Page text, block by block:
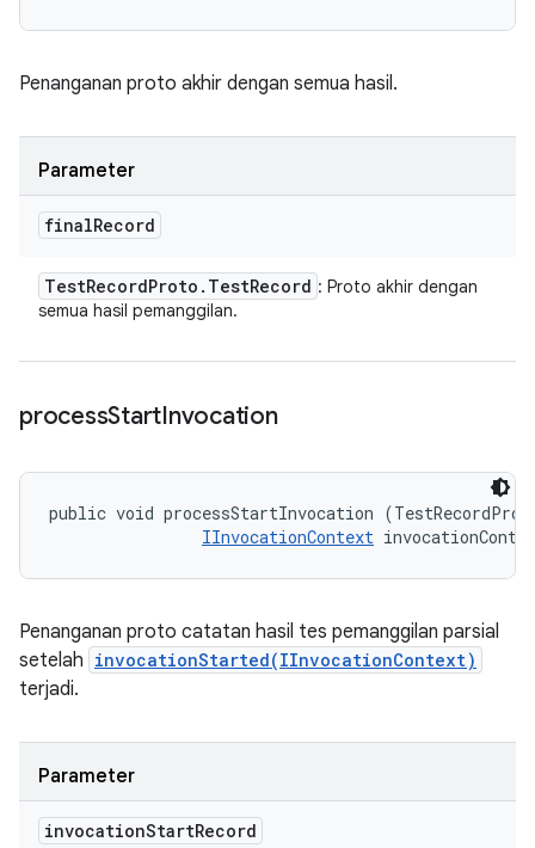
Penanganan proto akhir dengan semua hasil.
Parameter
finalRecord
TestRecordProto . TestRecord : Proto akhir dengan
semua hasil pemanggilan.
processStartInvocation
public void processStartInvocation
IInvocationContext
Penanganan proto catatan hasil tes pemanggilan parsial
setelah invocationStarted(IInvocationContext)
terjadi.
Parameter
invocationStartRecord